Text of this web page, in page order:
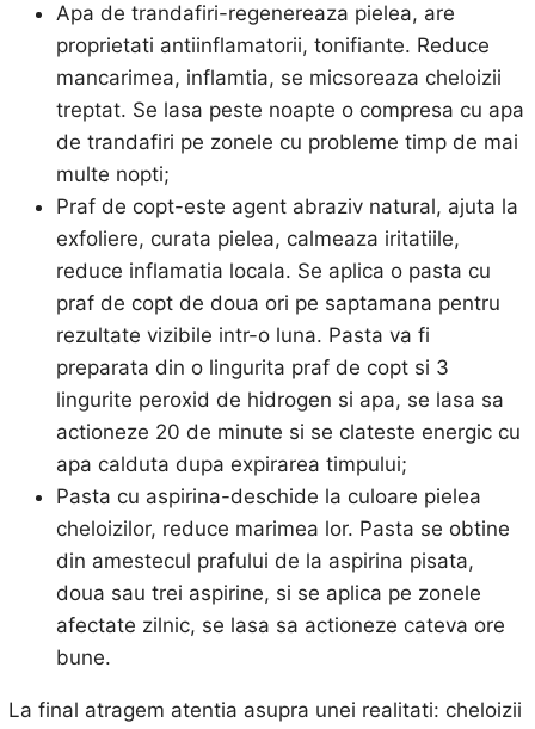
Apa de trandafiri-regenereaza pielea, are
proprietati antiinflamatorii, tonifiante. Reduce
mancarimea, inflamtia, se micsoreaza cheloizii
treptat. Se lasa peste noapte o compresa cu apa
de trandafiri pe zonele cu probleme timp de mai
multe nopti;
Praf de copt-este agent abraziv natural, ajuta la
exfoliere, curata pielea, calmeaza iritatiile,
reduce inflamatia locala. Se aplica o pasta cu
praf de copt de doua ori pe saptamana pentru
rezultate vizibile intr-o luna. Pasta va fi
preparata din o lingurita praf de copt si 3
lingurite peroxid de hidrogen si apa, se lasa sa
actioneze 20 de minute si se clateste energic cu
apa calduta dupa expirarea timpului;
Pasta cu aspirina-deschide la culoare pielea
cheloizilor, reduce marimea lor. Pasta se obtine
din amestecul prafului de la aspirina pisata,
doua sau trei aspirine, si se aplica pe zonele
afectate zilnic, se lasa sa actioneze cateva ore
bune.
La final atragem atentia asupra unei realitati: cheloizii